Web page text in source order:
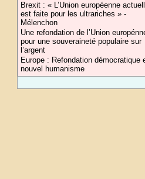
Brexit : « L’Union européenne
est faite pour les ultrariches » -
Mélenchon
Une refondation de l’Union
pour une souveraineté populaire sur
l’argent
Europe : Refondation démocratique
nouvel humanisme